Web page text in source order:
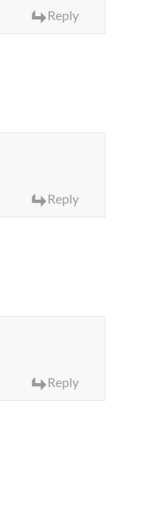
Reply
Reply
Reply